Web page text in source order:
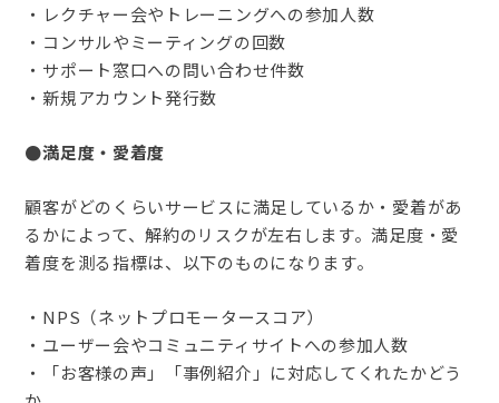
・レクチャー会やトレーニングへの参加人数
・コンサルやミーティングの回数
・サポート窓口への問い合わせ件数
・新規アカウント発行数
●満足度・愛着度
顧客がどのくらいサービスに満足しているか・愛着があ
るかによって、解約のリスクが左右します。満足度・愛
着度を測る指標は、以下のものになります。
・NPS（ネットプロモータースコア）
・ユーザー会やコミュニティサイトへの参加人数
・「お客様の声」「事例紹介」に対応してくれたかどう